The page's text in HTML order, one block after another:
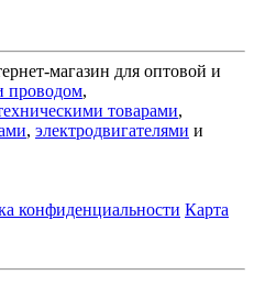
магазин для оптовой и
проводом,
товарами,
, электродвигателями и
конфиденциальности Карта